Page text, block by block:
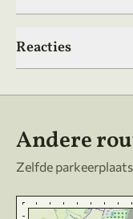
Reacties
Andere
Zelfde